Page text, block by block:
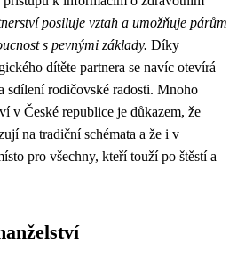
posiluje vztah a umožňuje párům
s pevnými základy. Díky
dítěte partnera se navíc otevírá
sdílení rodičovské radosti. Mnoho
v České republice je důkazem, že
na tradiční schémata a že i v
pro všechny, kteří touží po štěstí a